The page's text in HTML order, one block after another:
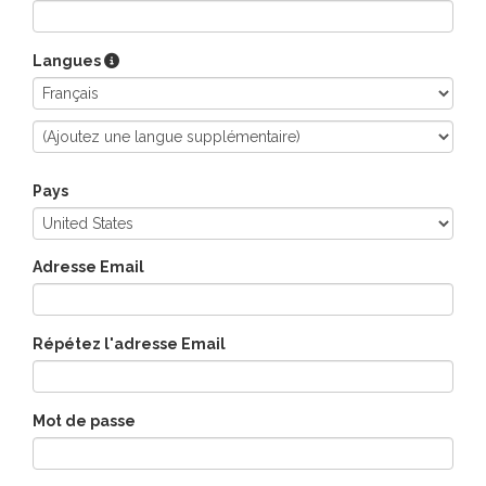
Langues
Pays
Adresse Email
Répétez l'adresse Email
Mot de passe